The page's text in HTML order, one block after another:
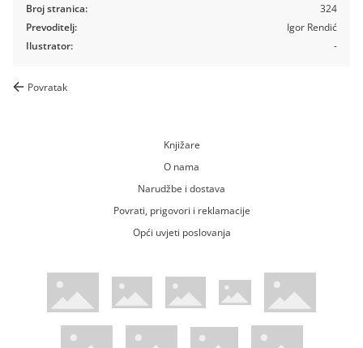
Broj stranica:
Prevoditelj:
Ilustrator:
324
Igor Rendić
-
Povratak
Knjižare
O nama
Narudžbe i dostava
Povrati, prigovori i reklamacije
Opći uvjeti poslovanja
WsPay web stranicaMaestro web stranicaMastercard web stranicaAmerican Express web stranica
Visa web stranica
Diners web stranicaTrustwave certificiranoMastercard sigurnosni kod web
Pci Dss certificirano